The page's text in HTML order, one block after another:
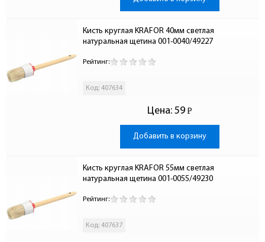
Кисть круглая KRAFOR 40мм светлая
натуральная щетина 001-0040/49227
Рейтинг:
Код: 407634
Цена: 59 Р
-
Добавить в корзину
Кисть круглая KRAFOR 55мм светлая
натуральная щетина 001-0055/49230
Рейтинг:
Код: 407637